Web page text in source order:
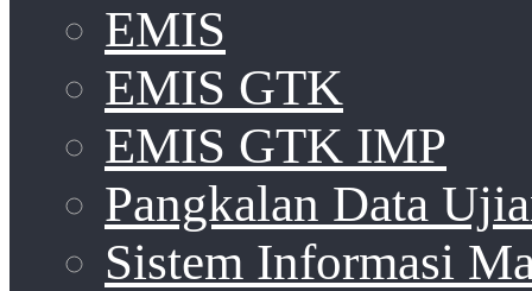
EMIS
EMIS GTK
EMIS GTK IMP
Pangkalan Data
Sistem Informasi